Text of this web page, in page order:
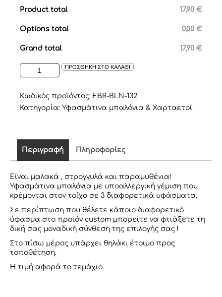
Product total 17,90 €
Options total 0,00 €
Grand total 17,90 €
ΥΦΑΣΜΑΤΙΝΑ
ΜΠΑΛΟΝΙΑ
ποσότητα
ΠΡΟΣΘΗΚΗ ΣΤΟ ΚΑΛΑΘΙ
Κωδικός προϊόντος: FBR-BLN-132
Κατηγορία: Υφασμάτινα μπαλόνια & Χαρταετοί
Περιγραφή Πληροφορίες
Είναι μαλακά , στρογγυλά και παραμυθένια!
Υφασμάτινα μπαλόνια με υποαλλεργική γέμιση που
κρέμονται στον τοίχο σε 3 διαφορετικά υφάσματα.
Σε περίπτωση που θέλετε κάποιο διαφορετικό
ύφασμα στο προιόν custom μπορείτε να φτιάξετε τη
δική σας μοναδική σύνθεση της επιλογής σας !
Στο πίσω μέρος υπάρχει θηλάκι έτοιμο προς
τοποθέτηση.
H τιμή αφορά το τεμάχιο.